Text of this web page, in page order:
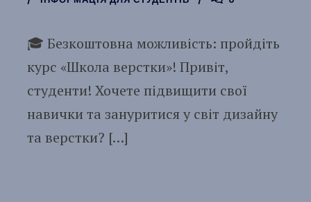
🎓 Безкоштовна можливість: пройдіть
курс «Школа верстки»! Привіт,
студенти! Хочете підвищити свої
навички та зануритися у світ дизайну
та верстки? […]